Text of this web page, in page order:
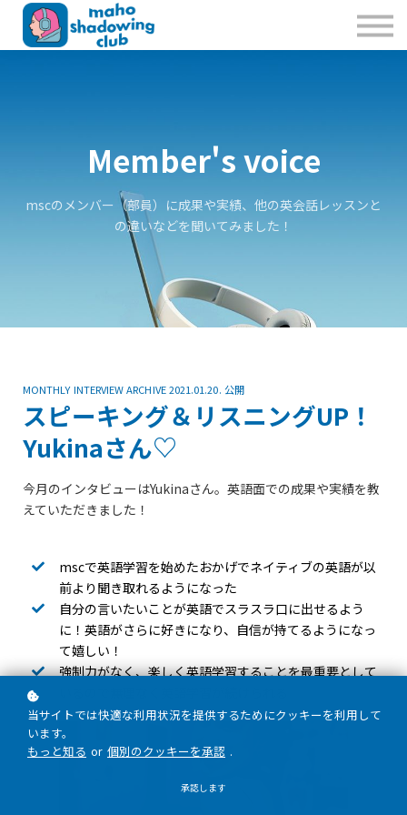
私たちのこと
お問合せ
Member's voice
mscのメンバー（部員）に成果や実績、他の英会話レッスンと
の違いなどを聞いてみました！
MONTHLY INTERVIEW ARCHIVE 2021.01.20. 公開
スピーキング＆リスニングUP！
Yukinaさん♡
今月のインタビューはYukinaさん。英語面での成果や実績を教
えていただきました！
mscで英語学習を始めたおかげでネイティブの英語が以
前より聞き取れるようになった
自分の言いたいことが英語でスラスラ口に出せるよう
に！英語がさらに好きになり、自信が持てるようになっ
て嬉しい！
強制力がなく、楽しく英語学習することを最重要として
当サイトでは快適な利用状況を提供するためにクッキーを利用して
います。
もっと知る or 個別のクッキーを承認 .
承認します